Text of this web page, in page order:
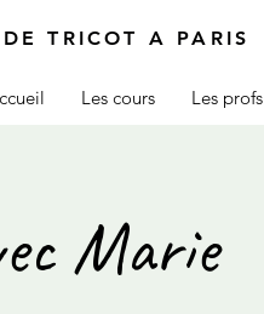
TRICOT A PARIS
Les cours Les profs
Marie